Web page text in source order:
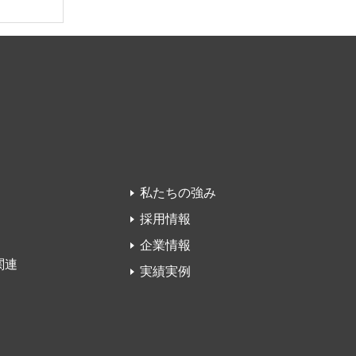
連
私たちの強み
採用情報
企業情報
実績実例